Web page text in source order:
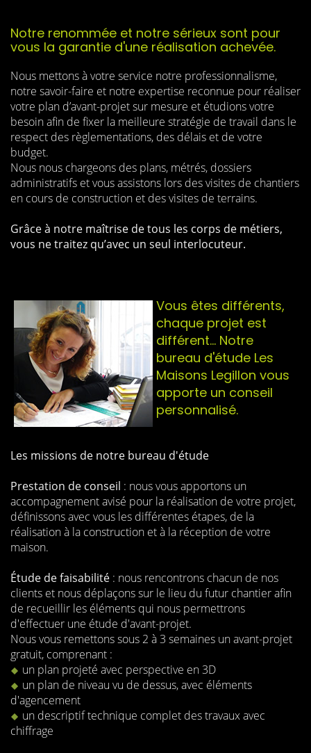
Notre renommée et notre sérieux sont pour
vous la garantie d'une réalisation achevée.
Nous mettons à votre service notre professionnalisme,
notre savoir-faire et notre expertise reconnue pour réaliser
votre plan d’avant-projet sur mesure et étudions votre
besoin afin de fixer la meilleure stratégie de travail dans le
respect des règlementations, des délais et de votre
budget.
Nous nous chargeons des plans, métrés, dossiers
administratifs et vous assistons lors des visites de chantiers
en cours de construction et des visites de terrains.
Grâce à notre maîtrise de tous les corps de métiers,
vous ne traitez qu’avec un seul interlocuteur.
Vous êtes différents,
chaque projet est
différent... Notre
bureau d'étude Les
Maisons Legillon vous
apporte un conseil
personnalisé.
Les missions de notre bureau d'étude
Prestation de conseil : nous vous apportons un
accompagnement avisé pour la réalisation de votre projet,
définissons avec vous les différentes étapes, de la
réalisation à la construction et à la réception de votre
maison.
Étude de faisabilité : nous rencontrons chacun de nos
clients et nous déplaçons sur le lieu du futur chantier afin
de recueillir les éléments qui nous permettrons
d'effectuer une étude d'avant-projet.
Nous vous remettons sous 2 à 3 semaines un avant-projet
gratuit, comprenant :
un plan projeté avec perspective en 3D
un plan de niveau vu de dessus, avec éléments
d'agencement
un descriptif technique complet des travaux avec
chiffrage